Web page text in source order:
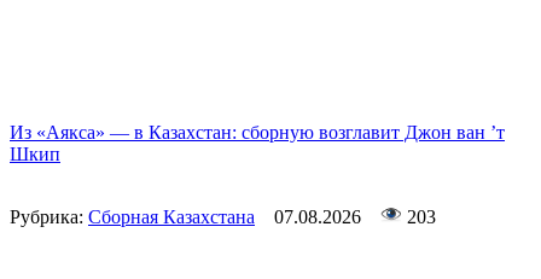
Из «Аякса» — в Казахстан: сборную возглавит Джон ван ’т
Шкип
Рубрика: Сборная Казахстана 07.08.2026 203